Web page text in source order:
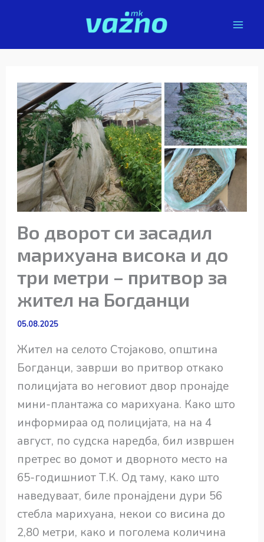
Во дворот си засадил
марихуана висока и до
три метри – притвор за
жител на Богданци
05.08.2025
Жител на селото Стојаково, општина
Богданци, заврши во притвор откако
полицијата во неговиот двор пронајде
мини-плантажа со марихуана. Како што
информираа од полицијата, на на 4
август, по судска наредба, бил извршен
претрес во домот и дворното место на
65-годишниот Т.К. Од таму, како што
наведуваат, биле пронајдени дури 56
стебла марихуана, некои со висина до
2,80 метри, како и поголема количина